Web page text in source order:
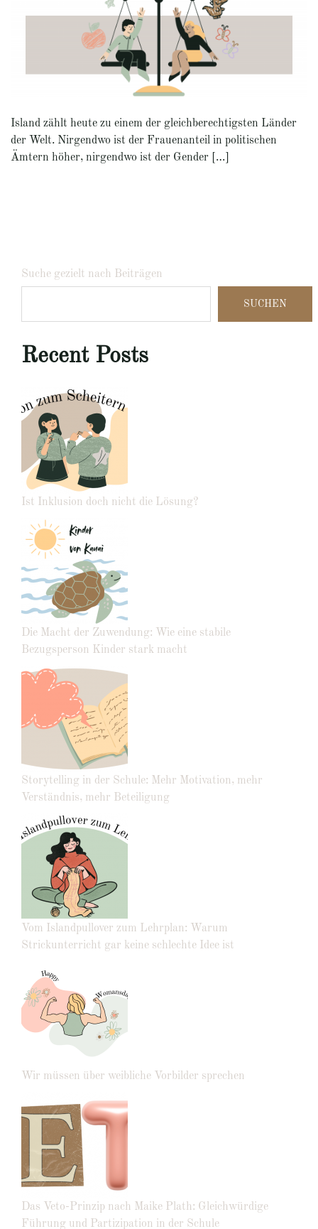
Island zählt heute zu einem der gleichberechtigsten Länder
der Welt. Nirgendwo ist der Frauenanteil in politischen
Ämtern höher, nirgendwo ist der Gender […]
Suche gezielt nach Beiträgen
SUCHEN
Recent Posts
Ist Inklusion doch nicht die Lösung?
Die Macht der Zuwendung: Wie eine stabile
Bezugsperson Kinder stark macht
Storytelling in der Schule: Mehr Motivation, mehr
Verständnis, mehr Beteiligung
Vom Islandpullover zum Lehrplan: Warum
Strickunterricht gar keine schlechte Idee ist
Wir müssen über weibliche Vorbilder sprechen
Das Veto-Prinzip nach Maike Plath: Gleichwürdige
Führung und Partizipation in der Schule